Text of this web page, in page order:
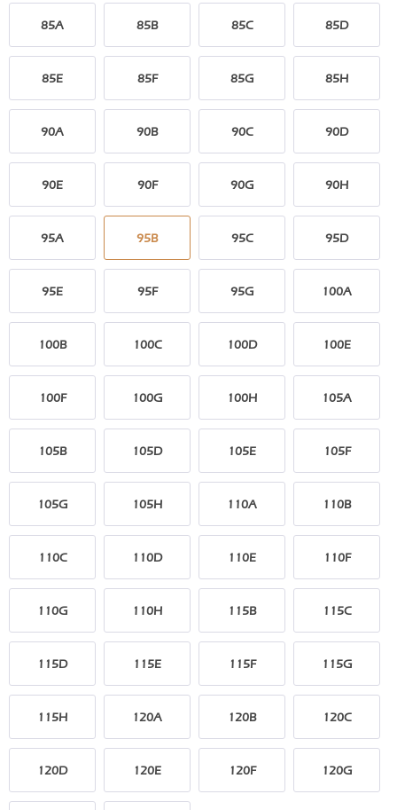
85A 85B 85C 85D
85E 85F 85G 85H
90A 90B 90C 90D
90E 90F 90G 90H
95A 95B 95C 95D
95E 95F 95G 100A
100B 100C 100D 100E
100F 100G 100H 105A
105B 105D 105E 105F
105G 105H 110A 110B
110C 110D 110E 110F
110G 110H 115B 115C
115D 115E 115F 115G
115H 120A 120B 120C
120D 120E 120F 120G